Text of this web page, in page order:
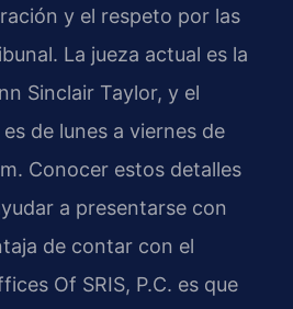
y el respeto por las
La jueza actual es la
Sinclair Taylor, y el
de lunes a viernes de
Conocer estos detalles
a presentarse con
de contar con el
Of SRIS, P.C. es que